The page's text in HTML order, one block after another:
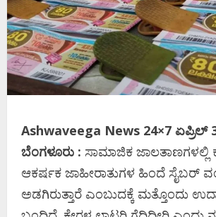
Ashwaveega News 24×7 ಏಪ್ರಿಲ್‌
ಬೆಂಗಳೂರು : ಸಾಮಾಜಿಕ ಜಾಲತಾಣಗಳಲ್ಲಿ
ಆಕರ್ಷಕ ಜಾಹೀರಾತುಗಳ ಹಿಂದೆ ಸೈಬರ್
ಅಡಗಿರುತ್ತಾರೆ ಎಂಬುದಕ್ಕೆ ಮತ್ತೊಂದು